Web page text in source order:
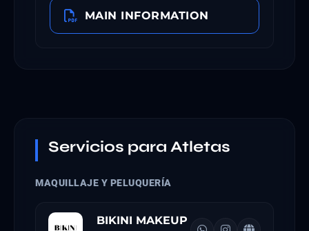
MAIN INFORMATION
Servicios para Atletas
MAQUILLAJE Y PELUQUERÍA
BIKINI MAKEUP